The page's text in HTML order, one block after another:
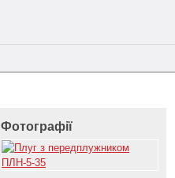
Фотографії